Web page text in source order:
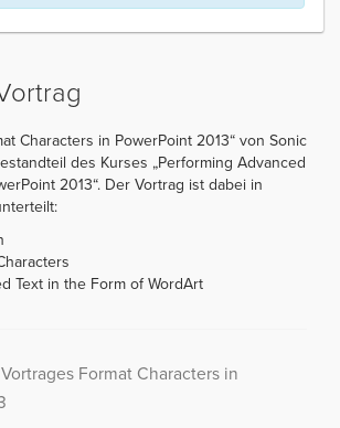
Characters in PowerPoint 2013“ von Sonic
des Kurses „Performing Advanced
2013“. Der Vortrag ist dabei in
Text in the Form of WordArt
Format Characters in